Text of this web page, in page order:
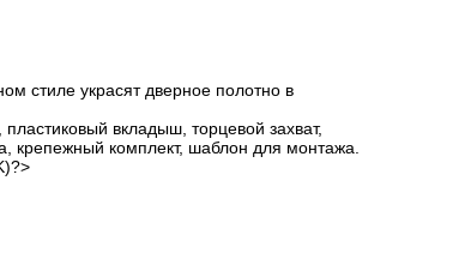
стиле украсят дверное полотно в
вкладыш, торцевой захват,
крепежный комплект, шаблон для монтажа.